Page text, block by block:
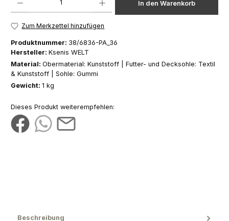
In den Warenkorb
Zum Merkzettel hinzufügen
Produktnummer: 38/6836-PA_36
Hersteller: Ksenis WELT
Material: Obermaterial: Kunststoff | Futter- und Decksohle: Textil
& Kunststoff | Sohle: Gummi
Gewicht: 1 kg
Dieses Produkt weiterempfehlen:
Beschreibung